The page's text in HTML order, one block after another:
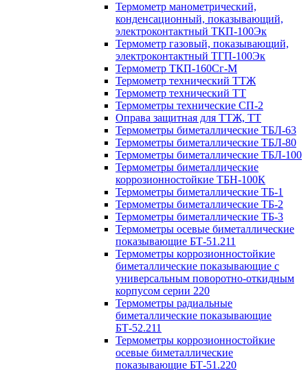
Термометр манометрический,
конденсационный, показывающий,
электроконтактный ТКП-100Эк
Термометр газовый, показывающий,
электроконтактный ТГП-100Эк
Термометр ТКП-160Сг-М
Термометр технический ТТЖ
Термометр технический ТТ
Термометры технические СП-2
Оправа защитная для ТТЖ, ТТ
Термометры биметаллические ТБЛ-63
Термометры биметаллические ТБЛ-80
Термометры биметаллические ТБЛ-100
Термометры биметаллические
коррозионностойкие ТБН-100К
Термометры биметаллические ТБ-1
Термометры биметаллические ТБ-2
Термометры биметаллические ТБ-3
Термометры осевые биметаллические
показывающие БТ-51.211
Термометры коррозионностойкие
биметаллические показывающие с
универсальным поворотно-откидным
корпусом серии 220
Термометры радиальные
биметаллические показывающие
БТ-52.211
Термометры коррозионностойкие
осевые биметаллические
показывающие БТ-51.220